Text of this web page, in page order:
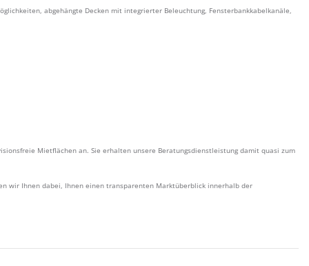
abgehängte Decken mit integrierter Beleuchtung, Fensterbankkabelkanäle,
Mietflächen an. Sie erhalten unsere Beratungsdienstleistung damit quasi zum
wir Ihnen dabei, Ihnen einen transparenten Marktüberblick innerhalb der